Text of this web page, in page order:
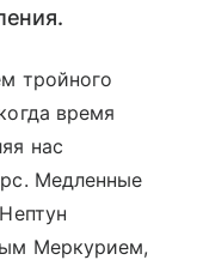
тройного
время
нас
Медленные
Меркурием,